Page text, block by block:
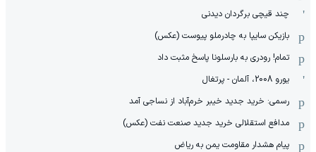
چند قیچی برگردان دیدنی
بازیکن سایپا به چادرملو پیوست (عکس)
تمام! رودری به بارسلونا پاسخ مثبت داد
یورو 2008، آلمان - پرتغال
رسمی: خرید جدید خیبر خرم‌آباد از نساجی آمد
مدافع استقلالی خرید جدید صنعت نفت (عکس)
پیام هشدار مقاومت یمن به ریاض